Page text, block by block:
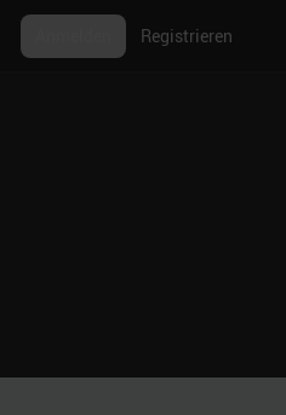
Registrieren